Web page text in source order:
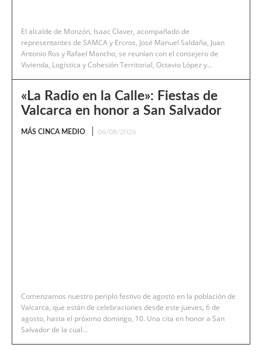
El alcalde de Monzón, Isaac Claver, acompañado de
representantes de SAMCA y Ercros, José Manuel Saldaña, Juan
Antonio Ros y Rafael Mancho, se reunían con el consejero de
Vivienda, Logística y Cohesión Territorial, Octavio López y...
«La Radio en la Calle»: Fiestas de
Valcarca en honor a San Salvador
MÁS CINCA MEDIO 06/08/2026
Comenzamos nuestro periplo festivo de agosto en la población de
Valcarca, que están de celebraciones desde este jueves, 6 de
agosto, hasta el próximo domingo, 10. Una cita en honor a San
Salvador de la cual...